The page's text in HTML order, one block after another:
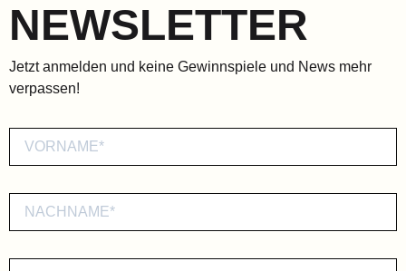
NEWSLETTER
Jetzt anmelden und keine Gewinnspiele und News mehr
verpassen!